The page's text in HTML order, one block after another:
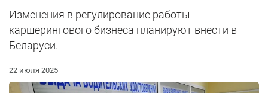
Изменения в регулирование работы
каршерингового бизнеса планируют внести в
Беларуси.
22 июля 2025